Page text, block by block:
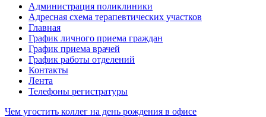
Администрация поликлиники
Адресная схема терапевтических участков
Главная
График личного приема граждан
График приема врачей
График работы отделений
Контакты
Лента
Телефоны регистратуры
Чем угостить коллег на день рождения в офисе